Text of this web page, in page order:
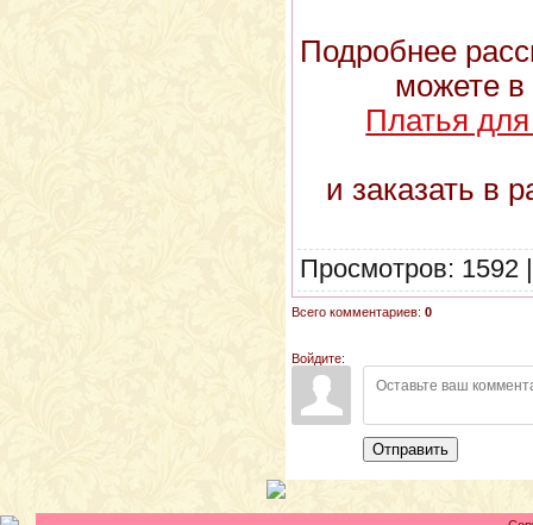
Подробнее
можете
Платья
и заказать в
Просмотров:
Всего комментариев: 0
Войдите:
Отправить